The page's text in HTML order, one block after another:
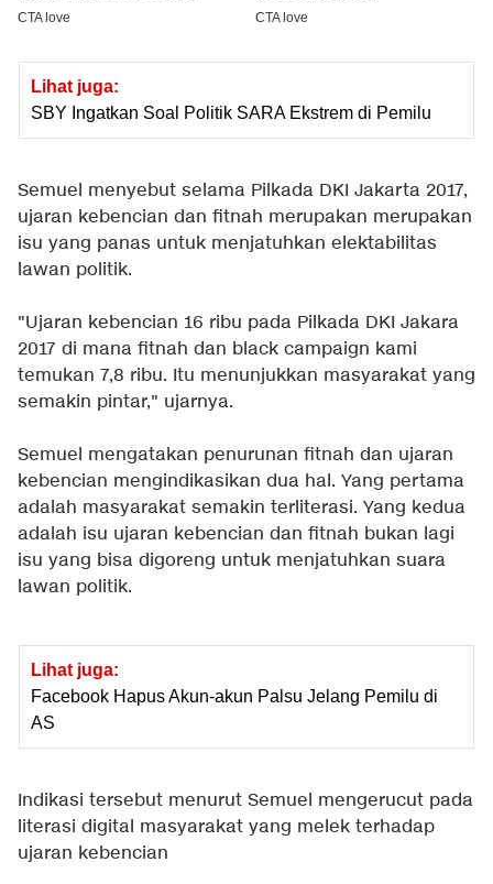
Lihat juga:
SBY Ingatkan Soal Politik SARA Ekstrem di Pemilu
Semuel menyebut selama Pilkada DKI Jakarta 2017,
ujaran kebencian dan fitnah merupakan merupakan
isu yang panas untuk menjatuhkan elektabilitas
lawan politik.
"Ujaran kebencian 16 ribu pada Pilkada DKI Jakara
2017 di mana fitnah dan black campaign kami
temukan 7,8 ribu. Itu menunjukkan masyarakat yang
semakin pintar," ujarnya.
Semuel mengatakan penurunan fitnah dan ujaran
kebencian mengindikasikan dua hal. Yang pertama
adalah masyarakat semakin terliterasi. Yang kedua
adalah isu ujaran kebencian dan fitnah bukan lagi
isu yang bisa digoreng untuk menjatuhkan suara
lawan politik.
Lihat juga:
Facebook Hapus Akun-akun Palsu Jelang Pemilu di
AS
Indikasi tersebut menurut Semuel mengerucut pada
literasi digital masyarakat yang melek terhadap
ujaran kebencian